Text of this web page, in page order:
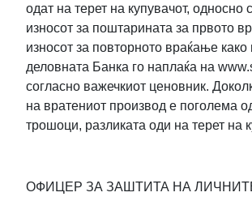
одат на терет на купувачот, односно
износот за поштарината за првото
износот за повторното враќање како
деловната Банка го наплаќа на
согласно важечкиот ценовник.
на вратениот производ е поголема
трошоци, разликата оди на терет на
ОФИЦЕР ЗА ЗАШТИТА НА